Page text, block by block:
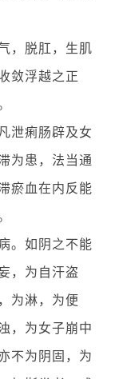
，脱肛，生肌
敛浮越之正
泄痢肠辟及女
为患，法当通
瘀血在内反能
。如阴之不能
，为自汗盗
为淋，为便
，为女子崩中
不为阴固，为